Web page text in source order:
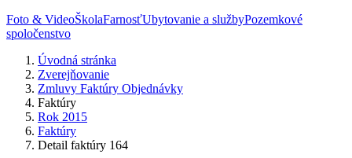
Foto & VideoŠkolaFarnosťUbytovanie a službyPozemkové
spoločenstvo
Úvodná stránka
Zverejňovanie
Zmluvy Faktúry Objednávky
Faktúry
Rok 2015
Faktúry
Detail faktúry 164